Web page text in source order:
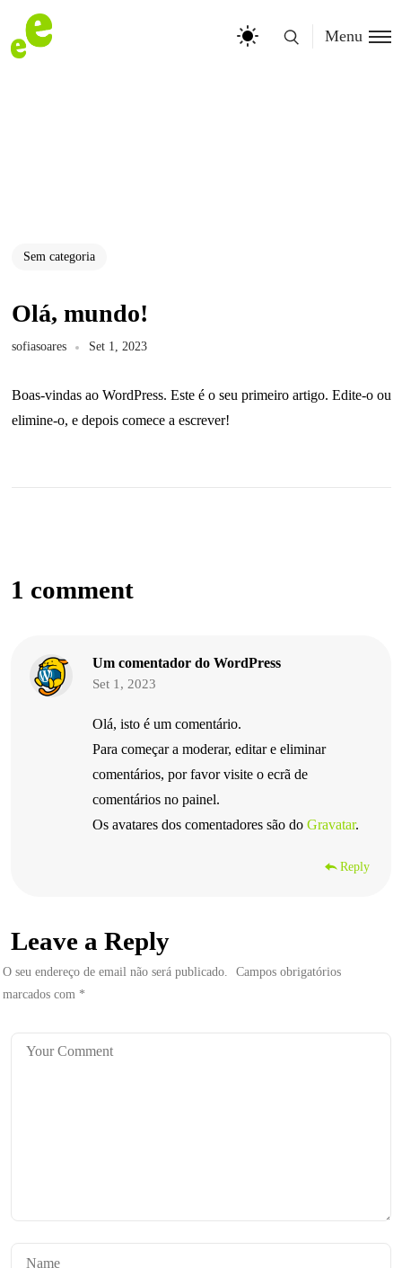
Menu
Sem categoria
Olá, mundo!
sofiasoares Set 1, 2023
Boas-vindas ao WordPress. Este é o seu primeiro artigo. Edite-o ou
elimine-o, e depois comece a escrever!
1 comment
Um comentador do WordPress
Set 1, 2023
Olá, isto é um comentário.
Para começar a moderar, editar e eliminar
comentários, por favor visite o ecrã de
comentários no painel.
Os avatares dos comentadores são do Gravatar.
Reply
Leave a Reply
O seu endereço de email não será publicado.
Campos obrigatórios
marcados com *